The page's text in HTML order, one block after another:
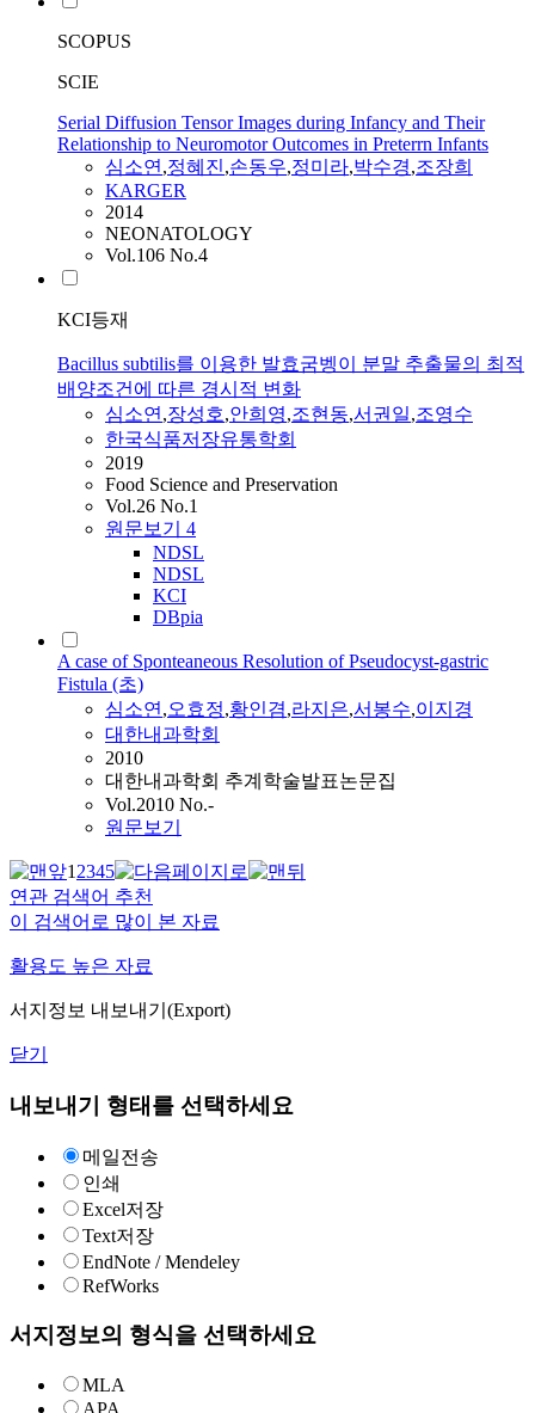
SCOPUS
SCIE
Serial Diffusion Tensor Images during Infancy and Their
Relationship to Neuromotor Outcomes in Preterrn Infants
심소연,정혜진,손동우,정미라,박수경,조장희
KARGER
2014
NEONATOLOGY
Vol.106 No.4
KCI등재
Bacillus subtilis를 이용한 발효굼벵이 분말 추출물의 최적
배양조건에 따른 경시적 변화
심소연,장성호,안희영,조현동,서권일,조영수
한국식품저장유통학회
2019
Food Science and Preservation
Vol.26 No.1
원문보기 4
NDSL
NDSL
KCI
DBpia
A case of Sponteaneous Resolution of Pseudocyst-gastric
Fistula (초)
심소연,오효정,황인겸,라지은,서봉수,이지경
대한내과학회
2010
대한내과학회 추계학술발표논문집
Vol.2010 No.-
원문보기
12345
연관 검색어 추천
이 검색어로 많이 본 자료
활용도 높은 자료
서지정보 내보내기(Export)
닫기
내보내기 형태를 선택하세요
메일전송
인쇄
Excel저장
Text저장
EndNote / Mendeley
RefWorks
서지정보의 형식을 선택하세요
MLA